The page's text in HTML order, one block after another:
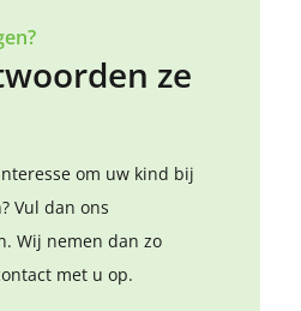
ze
om uw kind bij
Vul dan ons
Wij nemen dan zo
met u op.